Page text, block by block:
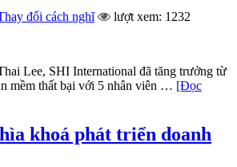
đổi cách nghĩ lượt xem: 1232
Lee, SHI International đã tăng trưởng từ
mềm thất bại với 5 nhân viên … [Đọc
khoá phát triển doanh